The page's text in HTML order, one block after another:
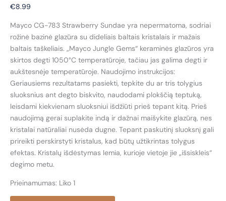
€8.99
Mayco CG-783 Strawberry Sundae yra nepermatoma, sodriai
rožinė bazinė glazūra su dideliais baltais kristalais ir mažais
baltais taškeliais. „Mayco Jungle Gems“ keraminės glazūros yra
skirtos degti 1050°C temperatūroje, tačiau jas galima degti ir
aukštesnėje temperatūroje. Naudojimo instrukcijos:
Geriausiems rezultatams pasiekti, tepkite du ar tris tolygius
sluoksnius ant degto biskvito, naudodami plokščią teptuką,
leisdami kiekvienam sluoksniui išdžiūti prieš tepant kitą. Prieš
naudojimą gerai suplakite indą ir dažnai maišykite glazūrą, nes
kristalai natūraliai nusėda dugne. Tepant paskutinį sluoksnį gali
prireikti perskirstyti kristalus, kad būtų užtikrintas tolygus
efektas. Kristalų išdėstymas lemia, kurioje vietoje jie „išsiskleis“
degimo metu.
Prieinamumas: Liko 1